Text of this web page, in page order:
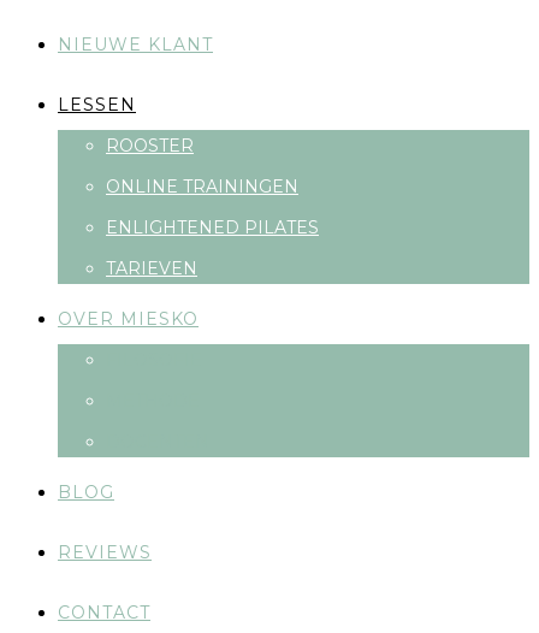
NIEUWE KLANT
LESSEN
ROOSTER
ONLINE TRAININGEN
ENLIGHTENED PILATES
TARIEVEN
OVER MIESKO
BLOG
REVIEWS
CONTACT